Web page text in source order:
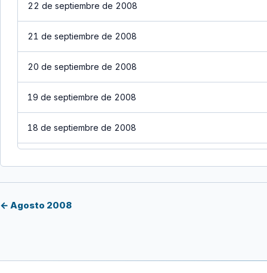
22 de septiembre de 2008
21 de septiembre de 2008
20 de septiembre de 2008
19 de septiembre de 2008
18 de septiembre de 2008
← Agosto 2008